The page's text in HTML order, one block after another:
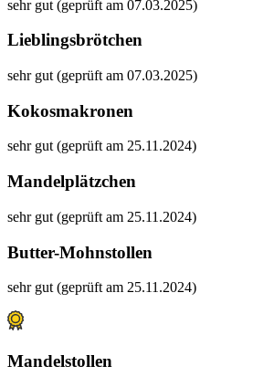
sehr gut (geprüft am 07.03.2025)
Lieblingsbrötchen
sehr gut (geprüft am 07.03.2025)
Kokosmakronen
sehr gut (geprüft am 25.11.2024)
Mandelplätzchen
sehr gut (geprüft am 25.11.2024)
Butter-Mohnstollen
sehr gut (geprüft am 25.11.2024)
Mandelstollen